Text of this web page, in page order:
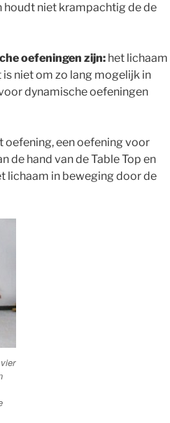
houdt niet krampachtig de de
oefeningen zijn: het lichaam
niet om zo lang mogelijk in
dynamische oefeningen
oefening, een oefening voor
de hand van de Table Top en
lichaam in beweging door de